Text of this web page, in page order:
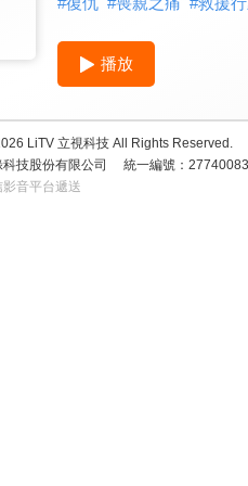
播放
LiTV 立視科技 All Rights Reserved.
技股份有限公司
統一編號：
音平台遞送